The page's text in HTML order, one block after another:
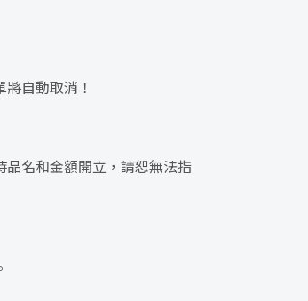
自動取消！
名和金額開立，請恕無法指